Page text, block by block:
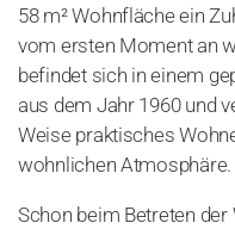
58 m² Wohnfläche ein
vom ersten Moment an
befindet sich in einem
aus dem Jahr 1960 und
Weise praktisches
wohnlichen Atmosphäre.
Schon beim Betreten